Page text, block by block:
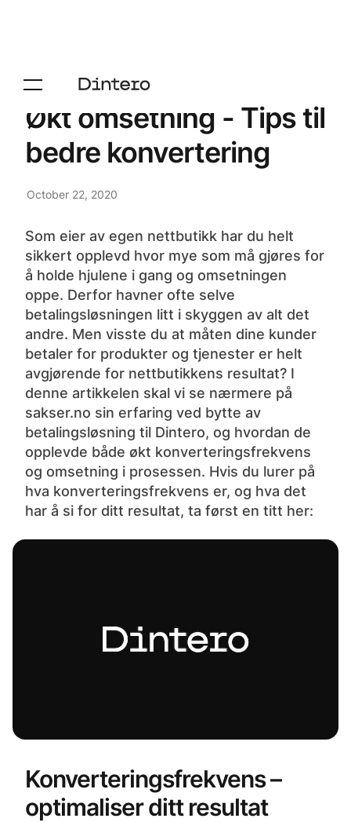
Økt omsetning - Tips til
bedre konvertering
October 22, 2020
Som eier av egen nettbutikk har du helt
sikkert opplevd hvor mye som må gjøres for
å holde hjulene i gang og omsetningen
oppe. Derfor havner ofte selve
betalingsløsningen litt i skyggen av alt det
andre. Men visste du at måten dine kunder
betaler for produkter og tjenester er helt
avgjørende for nettbutikkens resultat? I
denne artikkelen skal vi se nærmere på
sakser.no sin erfaring ved bytte av
betalingsløsning til Dintero, og hvordan de
opplevde både økt konverteringsfrekvens
og omsetning i prosessen. Hvis du lurer på
hva konverteringsfrekvens er, og hva det
har å si for ditt resultat, ta først en titt her:
Konverteringsfrekvens –
optimaliser ditt resultat